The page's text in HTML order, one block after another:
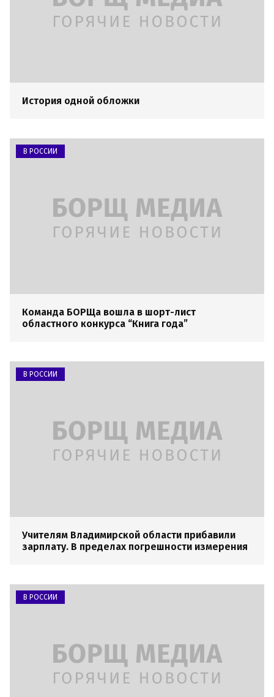
История одной обложки
В РОССИИ
Команда БОРЩа вошла в шорт-лист
областного конкурса “Книга года”
В РОССИИ
Учителям Владимирской области прибавили
зарплату. В пределах погрешности измерения
В РОССИИ